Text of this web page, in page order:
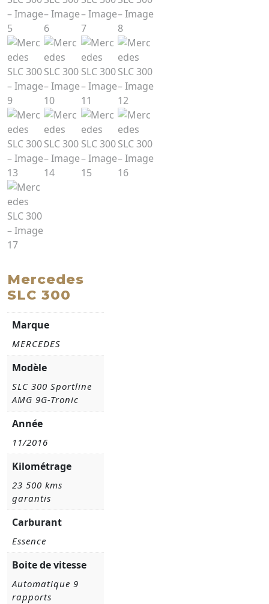
Mercedes
SLC 300
Marque
MERCEDES
Modèle
SLC 300 Sportline
AMG 9G-Tronic
Année
11/2016
Kilométrage
23 500 kms
garantis
Carburant
Essence
Boite de vitesse
Automatique 9
rapports